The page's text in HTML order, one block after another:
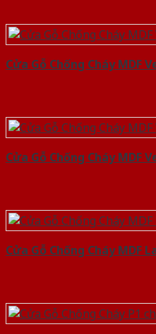
Cửa Gỗ Chống Cháy MDF
Cửa Gỗ Chống Cháy MDF
Cửa Gỗ Chống Cháy MDF